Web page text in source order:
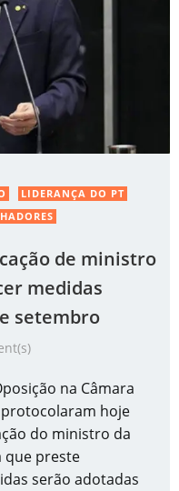
LIDERANÇA DO PT
de ministro
medidas
setembro
na Câmara
protocolaram hoje
do ministro da
que preste
serão adotadas